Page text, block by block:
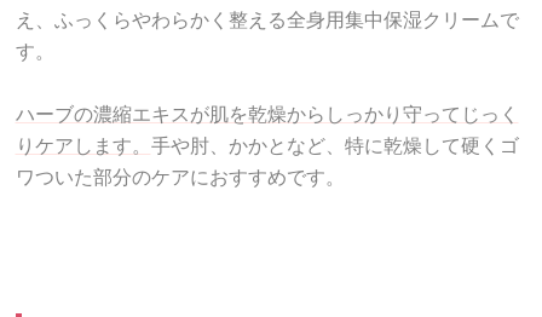
え、ふっくらやわらかく整える全身用集中保湿クリームで
す。
ハーブの濃縮エキスが肌を乾燥からしっかり守ってじっく
りケアします。 手や肘、かかとなど、特に乾燥して硬くゴ
ワついた部分のケアにおすすめです。